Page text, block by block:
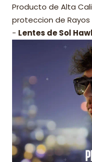
Producto de Alta
proteccion de
- Lentes de Sol